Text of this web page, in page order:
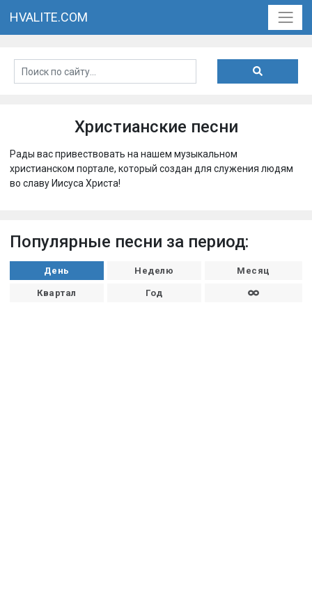
HVALITE.COM
Христианские песни
Рады вас привествовать на нашем музыкальном
христианском портале, который создан для служения людям
во славу Иисуса Христа!
Популярные песни за период:
День Неделю Месяц
Квартал Год